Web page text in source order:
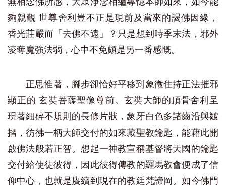
夠親覲 世尊舍利豈不正是現前及當來的謁佛因緣，
香光莊嚴而「去佛不遠」？只是想到時季末法，邪外
凌奪魔強法弱，心中不免頗是另一番感慨。
正思惟著，腳步卻恰好平移到象徵住持正法摧邪
顯正的 玄奘菩薩聖像尊前。玄奘大師的頂骨舍利呈
現著細碎不規則的長條片狀，象牙白色多諸齒沿與皺
摺，彷彿一柄大師交付的如來藏聖教鑰匙，能藉此開
啟佛法般若正智。想起一神教宣稱基督將天國的鑰匙
交付給使徒彼得，因此彼得傳教的羅馬教會便成了信
仰中心，也就是賡續到現在的教廷梵諦岡。如今佛門